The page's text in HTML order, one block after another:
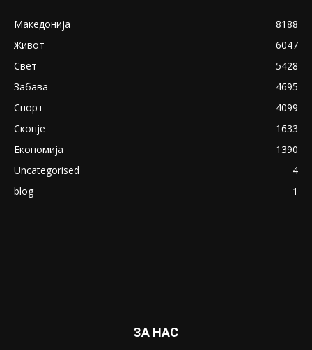
Македонија
8188
Живот
6047
Свет
5428
Забава
4695
Спорт
4099
Скопје
1633
Економија
1390
Uncategorised
4
blog
1
ЗА НАС